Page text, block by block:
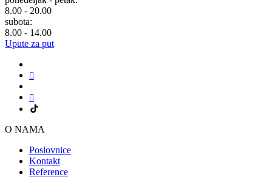
8.00 - 20.00
subota:
8.00 - 14.00
Upute za put
O NAMA
Poslovnice
Kontakt
Reference